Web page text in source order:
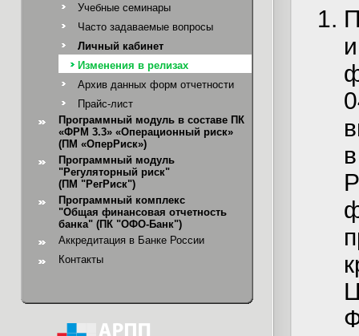
Учебные семинары
Часто задаваемые вопросы
Личный кабинет
Изменения в релизах
Архив данных форм отчетности
Прайс-лист
Программный модуль в составе ПК
«ФРМ 3.3» «Операционный риск»
(ПМ «ОперРиск»)
Программный модуль
"Регуляторный риск"
(ПМ "РегРиск")
Программный комплекс
"Общая финансовая отчетность
банка" (ПК "ОФО-Банк")
Аккредитация в Банке России
Контакты